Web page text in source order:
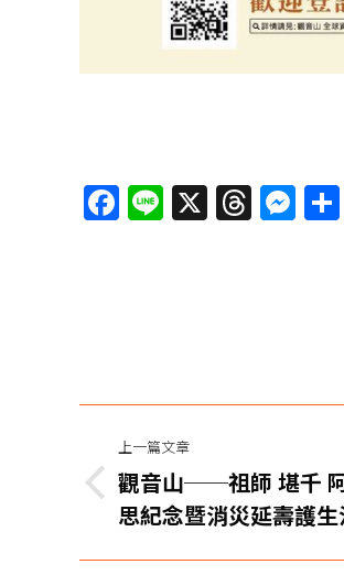
Facebook
Line
X
章
航
上一篇文章
上
一
篇
觀音山──祖師 堪千
思紀念暨消災延壽護